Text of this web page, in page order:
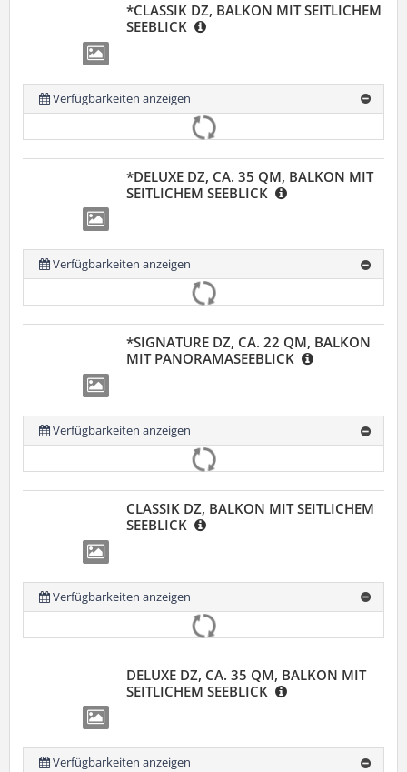
*CLASSIK DZ, BALKON MIT SEITLICHEM
SEEBLICK
Verfügbarkeiten anzeigen
*DELUXE DZ, CA. 35 QM, BALKON MIT
SEITLICHEM SEEBLICK
Verfügbarkeiten anzeigen
*SIGNATURE DZ, CA. 22 QM, BALKON
MIT PANORAMASEEBLICK
Verfügbarkeiten anzeigen
CLASSIK DZ, BALKON MIT SEITLICHEM
SEEBLICK
Verfügbarkeiten anzeigen
DELUXE DZ, CA. 35 QM, BALKON MIT
SEITLICHEM SEEBLICK
Verfügbarkeiten anzeigen